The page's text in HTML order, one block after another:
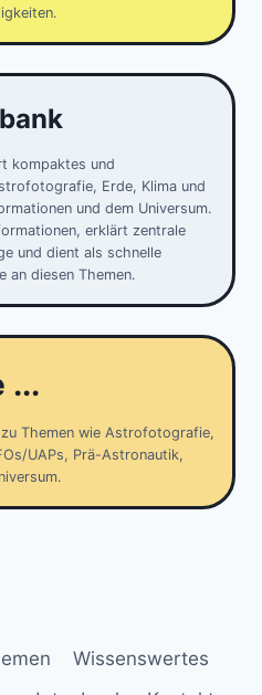
kompaktes und
Erde, Klima und
und dem Universum.
erklärt zentrale
und dient als schnelle
an diesen Themen.
...
Themen wie Astrofotografie,
UAPs, Prä-Astronautik,
Wissenswertes